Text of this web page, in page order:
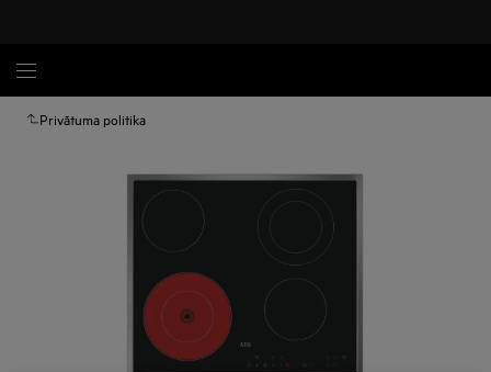
Privātuma politika